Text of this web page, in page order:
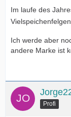
Im laufe des
Ich werde aber
andere Marke ist
Profi